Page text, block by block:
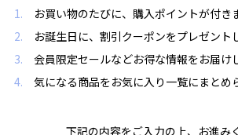
お買い物のたびに、購入ポイントが付き
お誕生日に、割引クーポンをプレゼント
会員限定セールなどお得な情報をお届け
気になる商品をお気に入り一覧にまとめ
下記の内容をご入力の上、お進み